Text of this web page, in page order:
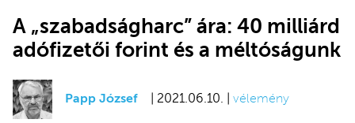
A „szabadságharc” ára: 40 milliárd
adófizetői forint és a méltóságunk
Papp József | 2021.06.10. | vélemény